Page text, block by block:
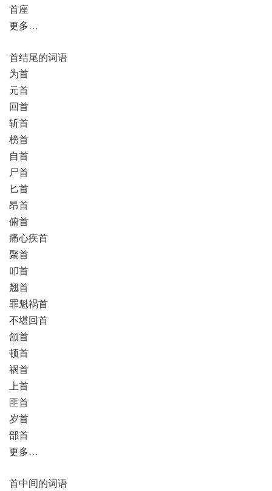
首座
更多…
首结尾的词语
为首
元首
回首
斩首
榜首
自首
尸首
匕首
昂首
俯首
痛心疾首
聚首
叩首
翘首
罪魁祸首
不堪回首
颔首
顿首
祸首
上首
匪首
岁首
部首
更多…
首中间的词语